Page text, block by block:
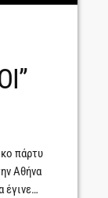
πάρτυ
Αθήνα
έγινε